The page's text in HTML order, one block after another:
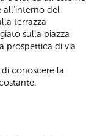
del
terrazza
sulla piazza
prospettica di via
conoscere la